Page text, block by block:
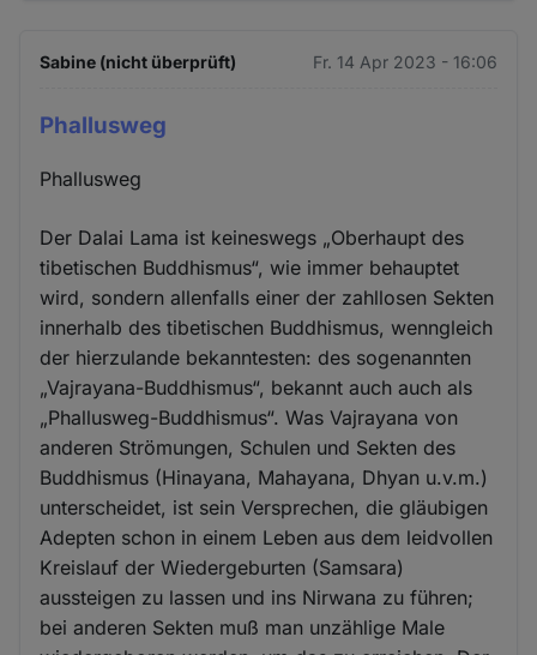
Sabine (nicht überprüft) Fr. 14 Apr 2023 - 16:06
Phallusweg
Phallusweg
Der Dalai Lama ist keineswegs „Oberhaupt des
tibetischen Buddhismus“, wie immer behauptet
wird, sondern allenfalls einer der zahllosen Sekten
innerhalb des tibetischen Buddhismus, wenngleich
der hierzulande bekanntesten: des sogenannten
„Vajrayana-Buddhismus“, bekannt auch auch als
„Phallusweg-Buddhismus“. Was Vajrayana von
anderen Strömungen, Schulen und Sekten des
Buddhismus (Hinayana, Mahayana, Dhyan u.v.m.)
unterscheidet, ist sein Versprechen, die gläubigen
Adepten schon in einem Leben aus dem leidvollen
Kreislauf der Wiedergeburten (Samsara)
aussteigen zu lassen und ins Nirwana zu führen;
bei anderen Sekten muß man unzählige Male